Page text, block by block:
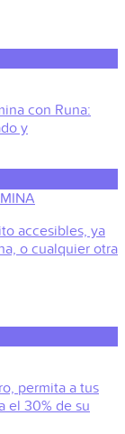
con Runa:
y
accesibles, ya
o cualquier otra
permita a tus
el 30% de su